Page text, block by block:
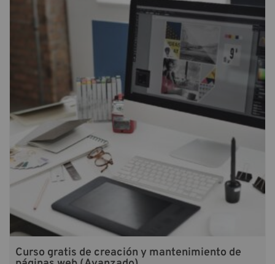
Curso gratis de creación y mantenimiento de